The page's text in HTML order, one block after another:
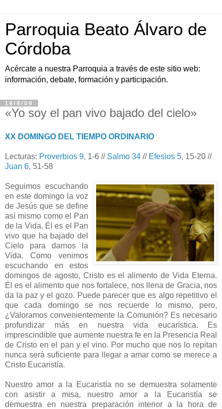
Parroquia Beato Álvaro de
Córdoba
Acércate a nuestra Parroquia a través de este sitio web:
información, debate, formación y participación.
16/8/09
«Yo soy el pan vivo bajado del cielo»
XX DOMINGO DEL TIEMPO ORDINARIO
Lecturas: Proverbios 9, 1-6 // Salmo 34 // Efesios 5, 15-20 //
Juan 6, 51-58
Seguimos escuchando
en este domingo la voz
de Jesús que se define
así mismo como el Pan
de la Vida. Él es el Pan
vivo que ha bajado del
Cielo para darnos la
Vida. Como venimos
escuchando en estos
domingos de agosto, Cristo es el alimento de Vida Eterna.
Él es el alimento que nos fortalece, nos llena de Gracia, nos
da la paz y el gozo. Puede parecer que es algo repetitivo el
que cada domingo se nos recuerde lo mismo, pero,
¿Valoramos convenientemente la Comunión? Es necesario
profundizar más en nuestra vida eucarística. Es
imprescindible que aumente nuestra fe en la Presencia Real
de Cristo en el pan y el vino. Por mucho que nos lo repitan
nunca será suficiente para llegar a amar como se merece a
Cristo Eucaristía.
Nuestro amor a la Eucaristía no se demuestra solamente
con asistir a misa, nuestro amor a la Eucaristía se
demuestra en nuestra preparación interior a la hora de